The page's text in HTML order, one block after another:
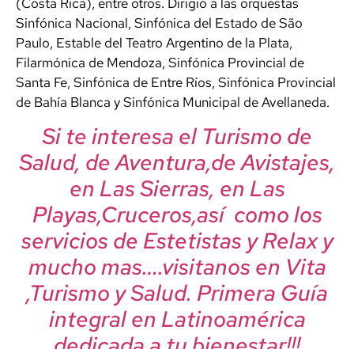
Sinfónica Nacional, Sinfónica del Estado de São
Paulo, Estable del Teatro Argentino de la Plata,
Filarmónica de Mendoza, Sinfónica Provincial de
Santa Fe, Sinfónica de Entre Ríos, Sinfónica Provincial
de Bahía Blanca y Sinfónica Municipal de Avellaneda.
Si te interesa el Turismo de
Salud, de Aventura,de Avistajes,
en Las Sierras, en Las
Playas,Cruceros,así como los
servicios de Estetistas y Relax y
mucho mas….visitanos en Vita
,Turismo y Salud. Primera Guía
integral en Latinoamérica